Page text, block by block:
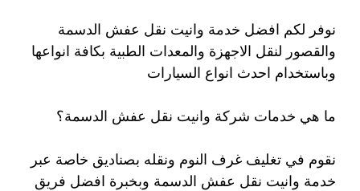
نوفر لكم افضل خدمة وانيت نقل عفش الدسمة
والقصور لنقل الاجهزة والمعدات الطبية بكافة انواعها
وباستخدام احدث انواع السيارات
ما هي خدمات شركة وانيت نقل عفش الدسمة؟
نقوم في تغليف غرف النوم ونقله بصناديق خاصة عبر
خدمة وانيت نقل عفش الدسمة وبخبرة افضل فريق